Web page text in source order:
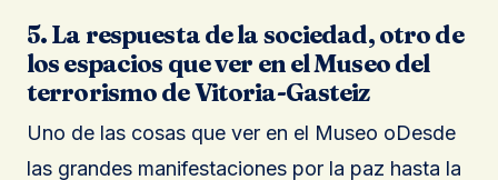
5. La respuesta de la sociedad, otro de
los espacios que ver en el Museo del
terrorismo de Vitoria-Gasteiz
Uno de las cosas que ver en el Museo oDesde
las grandes manifestaciones por la paz hasta la